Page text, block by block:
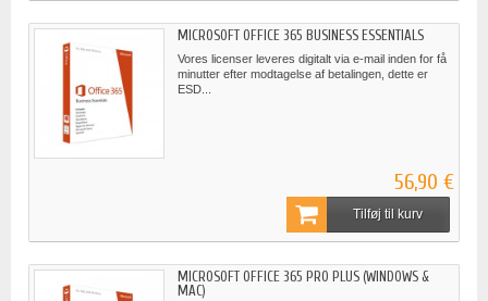
MICROSOFT OFFICE 365 BUSINESS ESSENTIALS
Vores licenser leveres digitalt via e-mail inden for få
minutter efter modtagelse af betalingen, dette er
ESD...
56,90 €
Tilføj til kurv
MICROSOFT OFFICE 365 PRO PLUS (WINDOWS &
MAC)